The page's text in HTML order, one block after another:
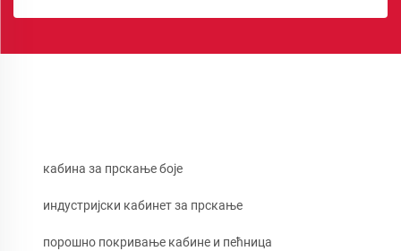
кабина за прскање боје
индустријски кабинет за прскање
порошно покривање кабине и пећница